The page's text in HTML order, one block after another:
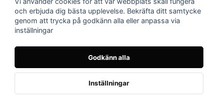
Jur. namn: Pata Mopeddelar AB
Följ oss
TikTok
och erbjuda dig bästa upplevelse. Bekräfta ditt samtycke
genom att trycka på godkänn alla eller anpassa via
inställningar
Godkänn alla
Inställningar